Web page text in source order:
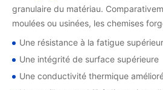
granulaire du matériau.
moulées ou usinées, les chemises
Une résistance à la fatigue
Une intégrité de surface supérieure
Une conductivité thermique